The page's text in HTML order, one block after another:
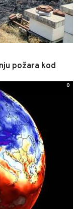
požara kod
0